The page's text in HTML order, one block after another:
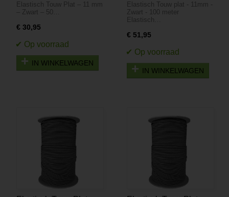
11 mm – Zwart – 50
Meter
Elastisch Touw Plat – 11 mm
– Zwart – 50…
€ 30,95
IN WINKELWAGEN
11mm - Zwart - 100
meter
Elastisch Touw plat - 11mm -
Zwart - 100 meter
Elastisch…
€ 51,95
IN WINKELWAGEN